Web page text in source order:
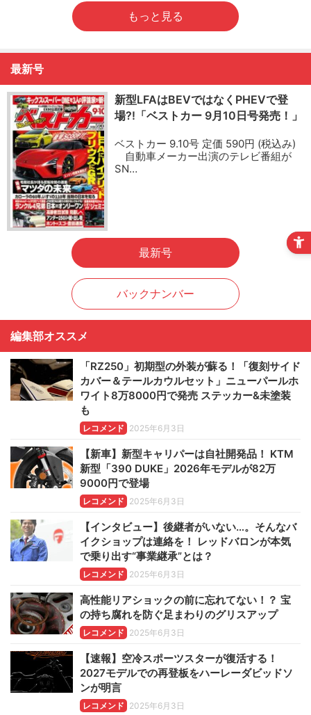
もっと見る
最新号
新型LFAはBEVではなくPHEVで登
場?!「ベストカー 9月10日号発売！」
ベストカー 9.10号 定価 590円 (税込み)
自動車メーカー出演のテレビ番組が
SN…
最新号
バックナンバー
編集部オススメ
「RZ250」初期型の外装が蘇る！「復刻サイド
カバー＆テールカウルセット」ニューパールホ
ワイト8万8000円で発売 ステッカー&未塗装
も
レコメンド 2025年6月3日
【新車】新型キャリパーは自社開発品！ KTM
新型「390 DUKE」2026年モデルが82万
9000円で登場
レコメンド 2025年6月3日
【インタビュー】後継者がいない…。そんなバ
イクショップは連絡を！ レッドバロンが本気
で乗り出す“事業継承”とは？
レコメンド 2025年6月3日
高性能リアショックの前に忘れてない！？ 宝
の持ち腐れを防ぐ足まわりのグリスアップ
レコメンド 2025年6月3日
【速報】空冷スポーツスターが復活する！
2027モデルでの再登板をハーレーダビッドソ
ンが明言
レコメンド 2025年6月3日